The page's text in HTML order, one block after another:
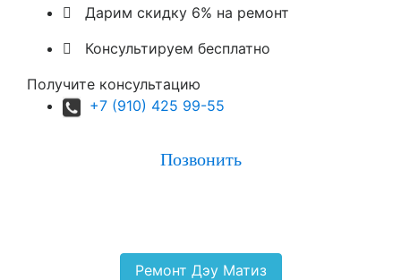
 Дарим скидку 6% на ремонт
 Консультируем бесплатно
Получите консультацию
+7 (910) 425 99-55
Позвонить
Ремонт Дэу Матиз